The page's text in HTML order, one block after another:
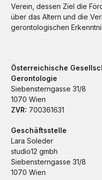
Verein, dessen Ziel die
über das Altern und die
gerontologischen
Österreichische
Gerontologie
Siebensterngasse 31/8
1070 Wien
ZVR: 700361631
Geschäftsstelle
Lara Soleder
studio12 gmbh
Siebensterngasse 31/8
1070 Wien